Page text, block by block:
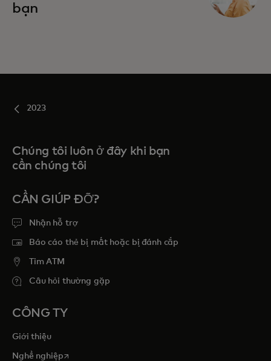
bạn
2023
Chúng tôi luôn ở đây khi bạn
cần chúng tôi
CẦN GIÚP ĐỠ?
Nhận hỗ trợ
Báo cáo thẻ bị mất hoặc bị đánh cắp
Tim ATM
Câu hỏi thường gặp
CÔNG TY
Giới thiệu
Nghề nghiệpopens in a new tab